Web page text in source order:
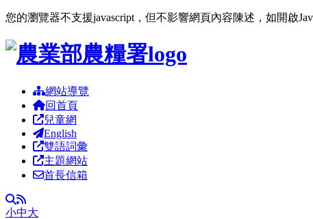
您的瀏覽器不支援javascript，但不影響網頁內容陳述，如開啟
跳到主要內容區塊
網站導覽
回首頁
兒童網
English
雙語詞彙
主題網站
首長信箱
全文檢索
RSS
小中大